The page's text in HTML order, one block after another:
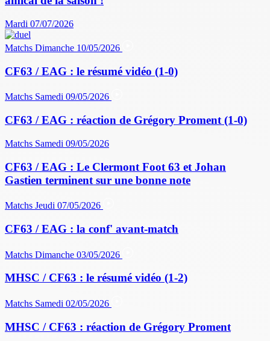
Mardi 07/07/2026
Matchs Dimanche 10/05/2026
CF63 / EAG : le résumé vidéo (1-0)
Matchs Samedi 09/05/2026
CF63 / EAG : réaction de Grégory Proment (1-0)
Matchs Samedi 09/05/2026
CF63 / EAG : Le Clermont Foot 63 et Johan
Gastien terminent sur une bonne note
Matchs Jeudi 07/05/2026
CF63 / EAG : la conf' avant-match
Matchs Dimanche 03/05/2026
MHSC / CF63 : le résumé vidéo (1-2)
Matchs Samedi 02/05/2026
MHSC / CF63 : réaction de Grégory Proment